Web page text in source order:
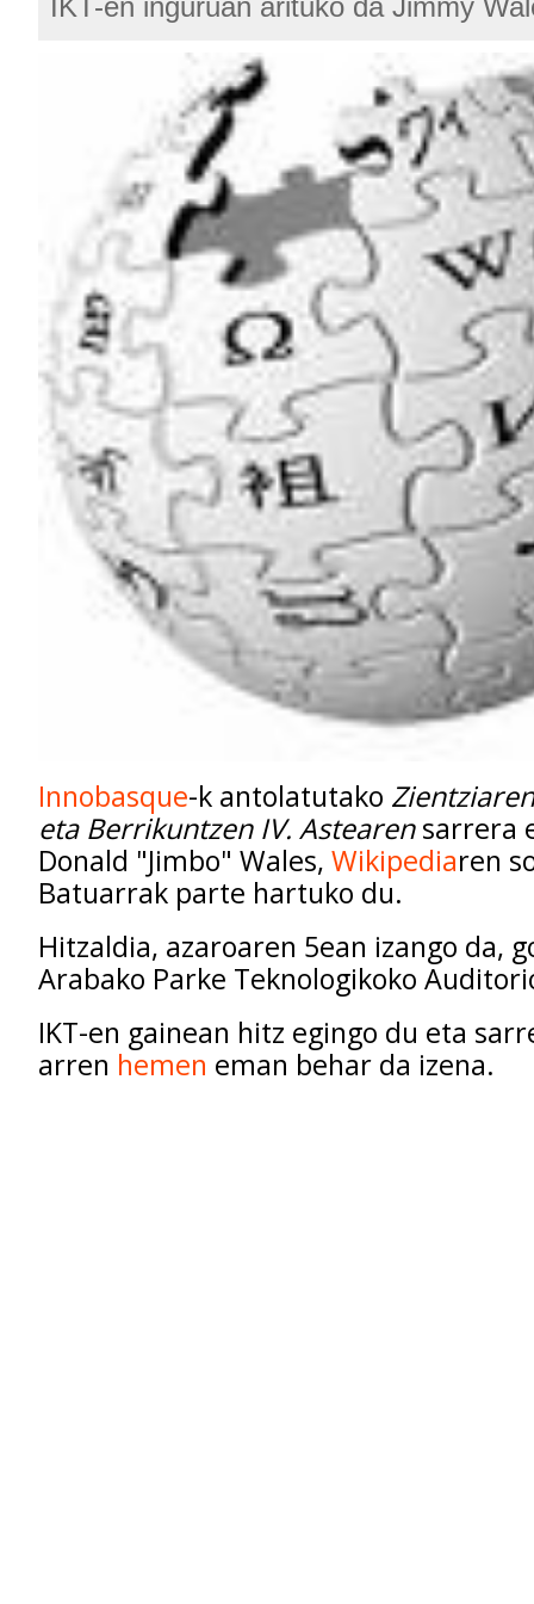
IKT-en inguruan arituko da Jimmy
Innobasque-k antolatutako
eta Berrikuntzen IV. Astearensarrera
Donald "Jimbo" Wales, Wikipediaren
Batuarrak parte hartuko du.
Hitzaldia, azaroaren 5ean izango da,
Arabako Parke Teknologikoko
IKT-en gainean hitz egingo du eta
arren hemen eman behar da izena.